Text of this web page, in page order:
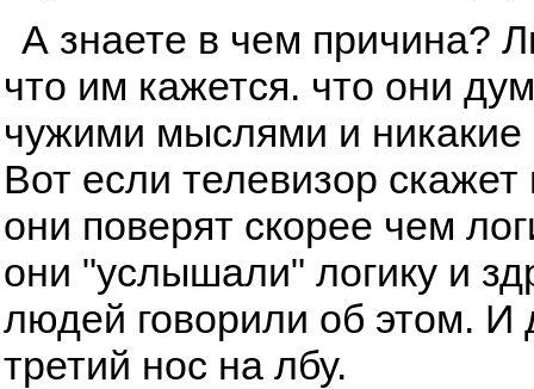
А знаете в чем причина?
что им кажется. что они
чужими мыслями и никакие
Вот если телевизор скажет
они поверят скорее чем
они "услышали" логику и
людей говорили об этом.
третий нос на лбу.